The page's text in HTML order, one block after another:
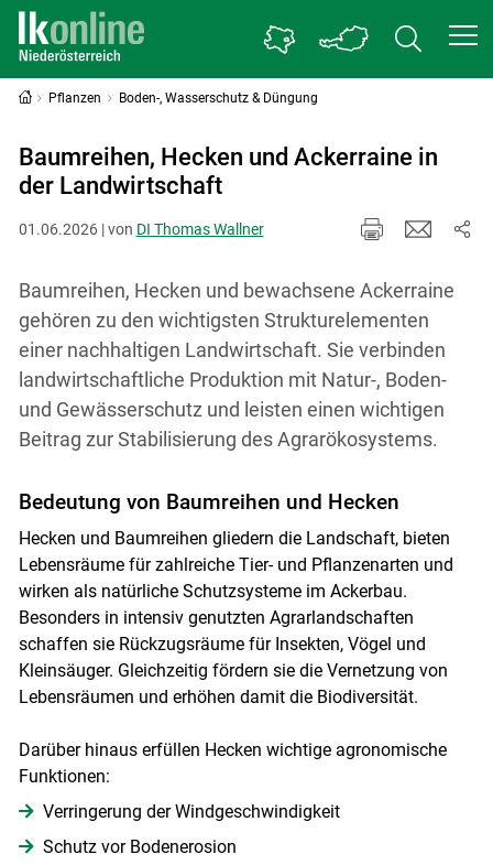
Pflanzen Boden-, Wasserschutz & Düngung
Baumreihen, Hecken und Ackerraine in
der Landwirtschaft
01.06.2026 | von DI Thomas Wallner
Baumreihen, Hecken und bewachsene Ackerraine
gehören zu den wichtigsten Strukturelementen
einer nachhaltigen Landwirtschaft. Sie verbinden
landwirtschaftliche Produktion mit Natur-, Boden-
und Gewässerschutz und leisten einen wichtigen
Beitrag zur Stabilisierung des Agrarökosystems.
Bedeutung von Baumreihen und Hecken
Hecken und Baumreihen gliedern die Landschaft, bieten
Lebensräume für zahlreiche Tier- und Pflanzenarten und
wirken als natürliche Schutzsysteme im Ackerbau.
Besonders in intensiv genutzten Agrarlandschaften
schaffen sie Rückzugsräume für Insekten, Vögel und
Kleinsäuger. Gleichzeitig fördern sie die Vernetzung von
Lebensräumen und erhöhen damit die Biodiversität.
Darüber hinaus erfüllen Hecken wichtige agronomische
Funktionen:
Verringerung der Windgeschwindigkeit
Schutz vor Bodenerosion